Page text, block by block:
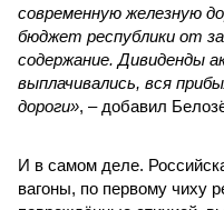
современную железную
бюджет республики от
содержание. Дивиденды
выплачивались, вся
дороги», – добавил
И в самом деле.
вагоны, по первому чиху